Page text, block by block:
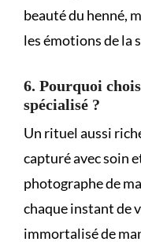
beauté du henné,
les émotions de la
6. Pourquoi
spécialisé ?
Un rituel aussi
capturé avec soin
photographe de
chaque instant de
immortalisé de